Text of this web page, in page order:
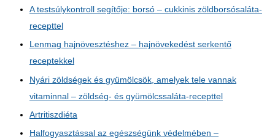
A testsúlykontroll segítője: borsó – cukkinis zöldborsósaláta-
recepttel
Lenmag hajnövesztéshez – hajnövekedést serkentő
receptekkel
Nyári zöldségek és gyümölcsök, amelyek tele vannak
vitaminnal – zöldség- és gyümölcssaláta-recepttel
Artritiszdiéta
Halfogyasztással az egészségünk védelmében –